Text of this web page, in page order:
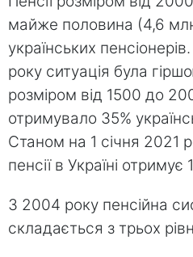
майже половина (4,6
українських
року ситуація була
розміром від 1500 до
отримувало 35%
Станом на 1 січня 2021
пенсії в Україні отримує
З 2004 року пенсійна
складається з трьох